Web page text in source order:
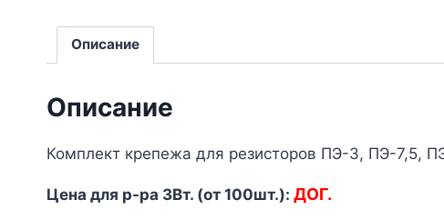
Описание
Описание
Комплект крепежа для резисторов ПЭ-3, ПЭ-
Цена для р-ра 3Вт. (от 100шт.): ДОГ.